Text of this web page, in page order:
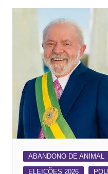
ABANDONO DE ANIMAL
ELEIÇÕES 2026